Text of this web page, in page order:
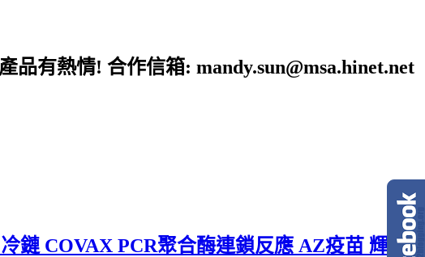
有熱情! 合作信箱: mandy.sun@msa.hinet.net
鏈 COVAX PCR聚合酶連鎖反應 AZ疫苗 輝瑞